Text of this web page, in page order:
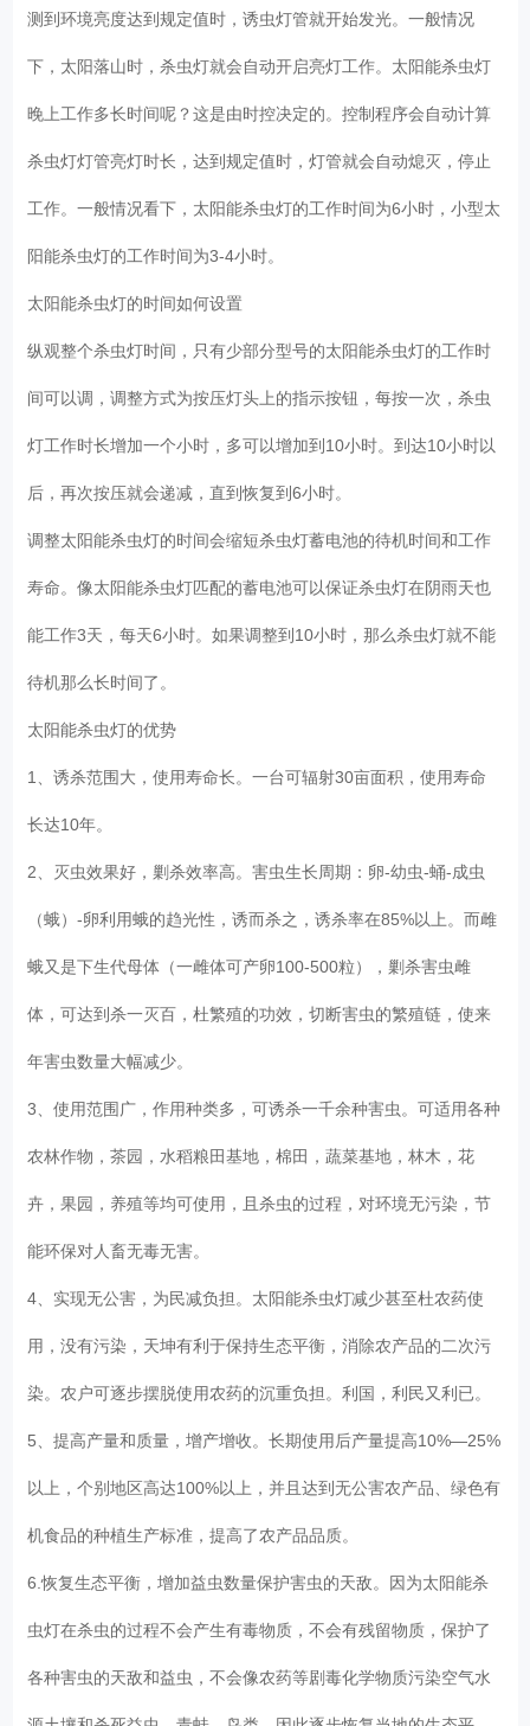
测到环境亮度达到规定值时，诱虫灯管就开始发光。一般情况
下，太阳落山时，杀虫灯就会自动开启亮灯工作。太阳能杀虫灯
晚上工作多长时间呢？这是由时控决定的。控制程序会自动计算
杀虫灯灯管亮灯时长，达到规定值时，灯管就会自动熄灭，停止
工作。一般情况看下，太阳能杀虫灯的工作时间为6小时，小型太
阳能杀虫灯的工作时间为3-4小时。
太阳能杀虫灯的时间如何设置
纵观整个杀虫灯时间，只有少部分型号的太阳能杀虫灯的工作时
间可以调，调整方式为按压灯头上的指示按钮，每按一次，杀虫
灯工作时长增加一个小时，多可以增加到10小时。到达10小时以
后，再次按压就会递减，直到恢复到6小时。
调整太阳能杀虫灯的时间会缩短杀虫灯蓄电池的待机时间和工作
寿命。像太阳能杀虫灯匹配的蓄电池可以保证杀虫灯在阴雨天也
能工作3天，每天6小时。如果调整到10小时，那么杀虫灯就不能
待机那么长时间了。
太阳能杀虫灯的优势
1、诱杀范围大，使用寿命长。一台可辐射30亩面积，使用寿命
长达10年。
2、灭虫效果好，剿杀效率高。害虫生长周期：卵-幼虫-蛹-成虫
（蛾）-卵利用蛾的趋光性，诱而杀之，诱杀率在85%以上。而雌
蛾又是下生代母体（一雌体可产卵100-500粒），剿杀害虫雌
体，可达到杀一灭百，杜繁殖的功效，切断害虫的繁殖链，使来
年害虫数量大幅减少。
3、使用范围广，作用种类多，可诱杀一千余种害虫。可适用各种
农林作物，茶园，水稻粮田基地，棉田，蔬菜基地，林木，花
卉，果园，养殖等均可使用，且杀虫的过程，对环境无污染，节
能环保对人畜无毒无害。
4、实现无公害，为民减负担。太阳能杀虫灯减少甚至杜农药使
用，没有污染，天坤有利于保持生态平衡，消除农产品的二次污
染。农户可逐步摆脱使用农药的沉重负担。利国，利民又利已。
5、提高产量和质量，增产增收。长期使用后产量提高10%—25%
以上，个别地区高达100%以上，并且达到无公害农产品、绿色有
机食品的种植生产标准，提高了农产品品质。
6.恢复生态平衡，增加益虫数量保护害虫的天敌。因为太阳能杀
虫灯在杀虫的过程不会产生有毒物质，不会有残留物质，保护了
各种害虫的天敌和益虫，不会像农药等剧毒化学物质污染空气水